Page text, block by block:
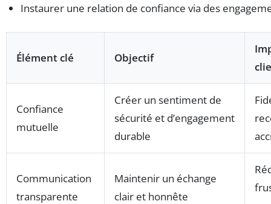
Instaurer une relation de confiance via des
Élément clé Objectif
Confiance
mutuelle
Créer un sentiment de
sécurité et d’engagement
durable
Communication
transparente
Maintenir un échange
clair et honnête